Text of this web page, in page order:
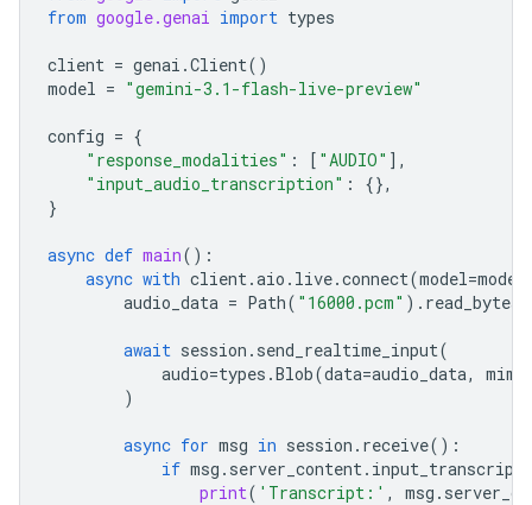
from google.genai import types
client = genai .Client()
model = "gemini-3.1-flash-live-preview"
config = {
"response_modalities" : [ "AUDIO" ],
"input_audio_transcription" :
{},
}
async def main():
async with client.aio . live.connect(model=model
audio_data = Path( "16000.pcm" ) . read_bytes
await session . send_realtime_input(
audio=types .Blob(data=audio_data,
)
async for msg in session . receive():
if msg . server_content.
print( 'Transcript:' , msg .